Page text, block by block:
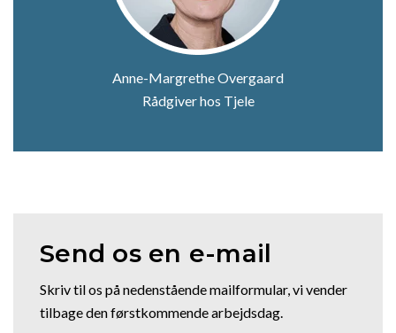
Anne-Margrethe Overgaard
Rådgiver hos Tjele
Send os en e-mail
Skriv til os på nedenstående mailformular, vi vender
tilbage den førstkommende arbejdsdag.